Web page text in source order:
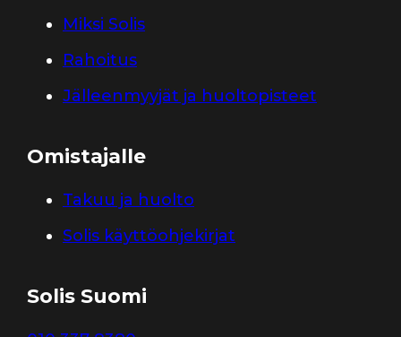
Miksi Solis
Rahoitus
Jälleenmyyjät ja huoltopisteet
Omistajalle
Takuu ja huolto
Solis käyttöohjekirjat
Solis Suomi